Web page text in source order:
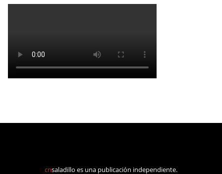
cnsaladillo es una publicación independiente.